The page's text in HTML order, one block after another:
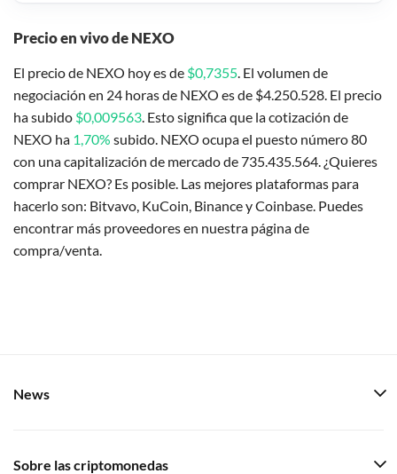
Precio en vivo de NEXO
El precio de NEXO hoy es de $0,7355. El volumen de
negociación en 24 horas de NEXO es de $4.250.528. El precio
ha subido $0,009563. Esto significa que la cotización de
NEXO ha 1,70% subido. NEXO ocupa el puesto número 80
con una capitalización de mercado de 735.435.564. ¿Quieres
comprar NEXO? Es posible. Las mejores plataformas para
hacerlo son: Bitvavo, KuCoin, Binance y Coinbase. Puedes
encontrar más proveedores en nuestra página de
compra/venta.
News
Sobre las criptomonedas